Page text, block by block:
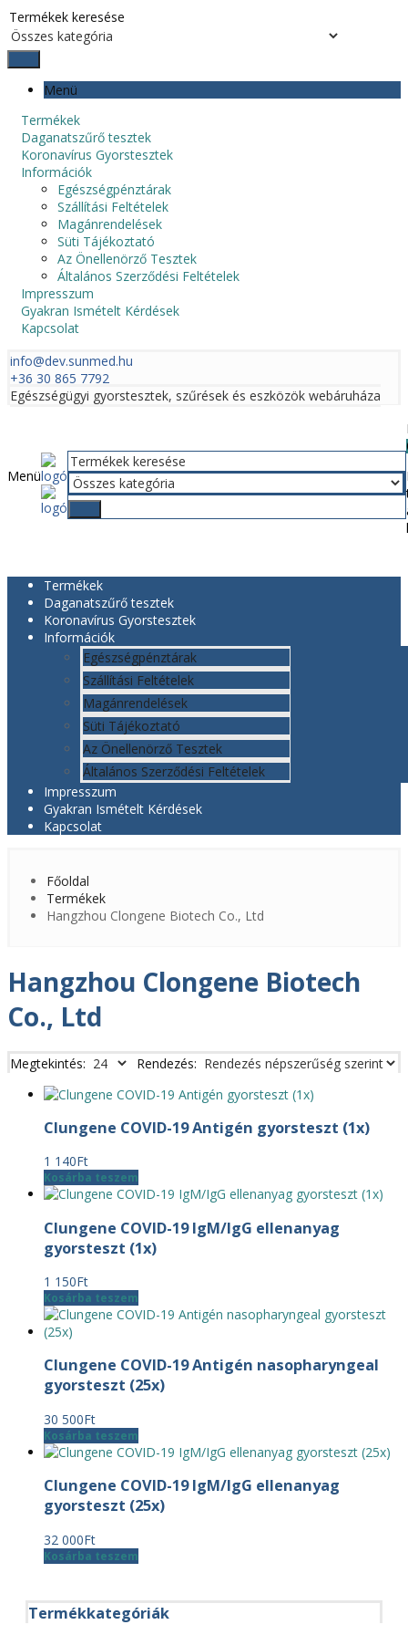
Menü
Termékek
Daganatszűrő tesztek
Koronavírus Gyorstesztek
Információk
Egészségpénztárak
Szállítási Feltételek
Magánrendelések
Süti Tájékoztató
Az Önellenörző Tesztek
Általános Szerződési Feltételek
Impresszum
Gyakran Ismételt Kérdések
Kapcsolat
info@dev.sunmed.hu
+36 30 865 7792
Egészségügyi gyorstesztek, szűrések és eszközök webáruháza
Menü
Termékek
Daganatszűrő tesztek
Koronavírus Gyorstesztek
Információk
Egészségpénztárak
Szállítási Feltételek
Magánrendelések
Süti Tájékoztató
Az Önellenörző Tesztek
Általános Szerződési Feltételek
Impresszum
Gyakran Ismételt Kérdések
Kapcsolat
Főoldal
Termékek
Hangzhou Clongene Biotech Co., Ltd
Hangzhou Clongene Biotech
Co., Ltd
Rendezés:
Megtekintés:
Clungene COVID-19 Antigén gyorsteszt (1x)
1 140Ft
Kosárba teszem
Clungene COVID-19 IgM/IgG ellenanyag
gyorsteszt (1x)
1 150Ft
Kosárba teszem
Clungene COVID-19 Antigén nasopharyngeal
gyorsteszt (25x)
30 500Ft
Kosárba teszem
Clungene COVID-19 IgM/IgG ellenanyag
gyorsteszt (25x)
32 000Ft
Kosárba teszem
Termékkategóriák